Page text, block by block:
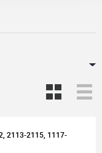
2113-2115, 1117-